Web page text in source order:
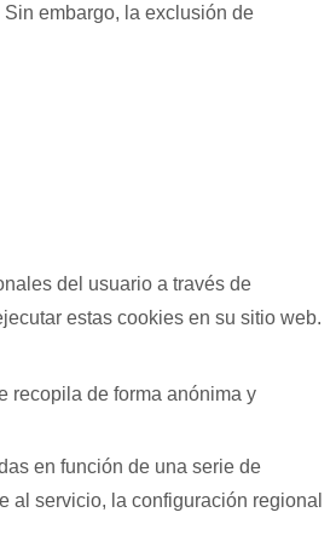
embargo, la exclusión de
del usuario a través de
estas cookies en su sitio web.
recopila de forma anónima y
en función de una serie de
al servicio, la configuración regional